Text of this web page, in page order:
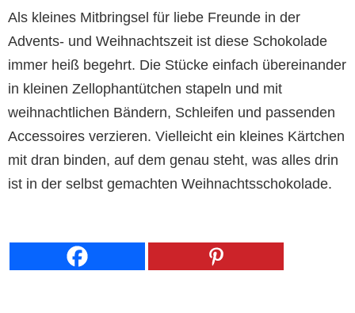
Als kleines Mitbringsel für liebe Freunde in der
Advents- und Weihnachtszeit ist diese Schokolade
immer heiß begehrt. Die Stücke einfach übereinander
in kleinen Zellophantütchen stapeln und mit
weihnachtlichen Bändern, Schleifen und passenden
Accessoires verzieren. Vielleicht ein kleines Kärtchen
mit dran binden, auf dem genau steht, was alles drin
ist in der selbst gemachten Weihnachtsschokolade.